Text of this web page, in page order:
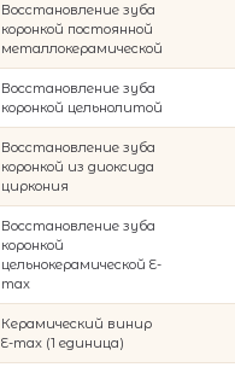
Восстановление зуба
коронкой постоянной
металлокерамической
Восстановление зуба
коронкой цельнолитой
Восстановление зуба
коронкой из диоксида
циркония
Восстановление зуба
коронкой
цельнокерамической E-
max
Керамический винир
E-max (1 единица)